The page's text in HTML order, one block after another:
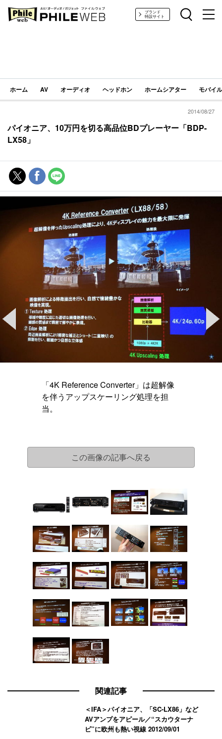
PHILE WEB｜AV/オーディオ/ガジェットブランド
特設サイト
ホーム AV オーディオ ヘッドホン ホームシアター モバイ
2014/08/27
パイオニア、10万円を切る高品位BDプレーヤー「BDP-
LX58」
「4K Reference Converter」は超解像
を伴うアップスケーリング処理を担
当。
この画像の記事へ戻る
関連記事
＜IFA＞パイオニア、「SC-LX86」など
AVアンプをアピール／“スカウターナ
ビ”に欧州も熱い視線2012/09/01